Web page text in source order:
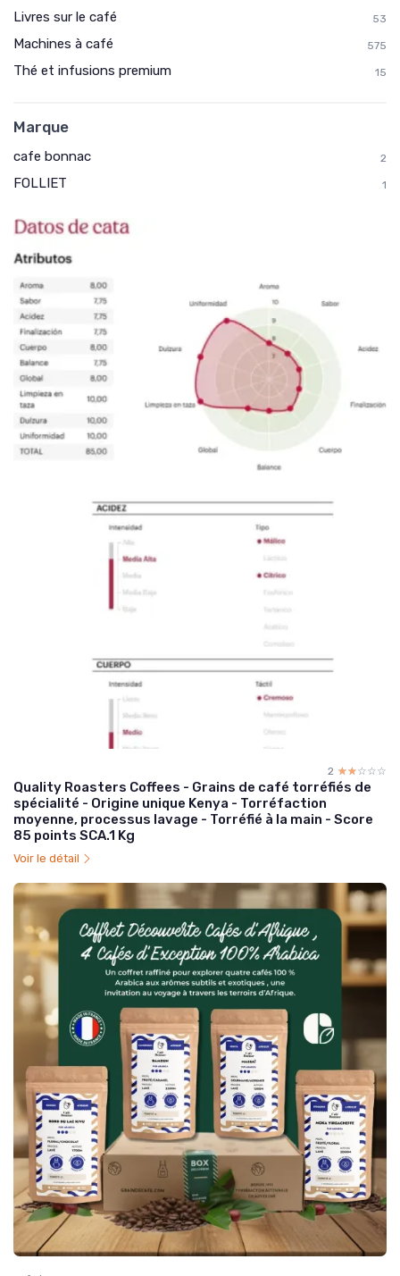
Livres sur le café 53
Machines à café 575
Thé et infusions premium 15
Marque
cafe bonnac 2
FOLLIET 1
2 ☆☆☆☆☆
★★★★★
Quality Roasters Coffees - Grains de café torréfiés de
spécialité - Origine unique Kenya - Torréfaction
moyenne, processus lavage - Torréfié à la main - Score
85 points SCA.1 Kg
Voir le détail